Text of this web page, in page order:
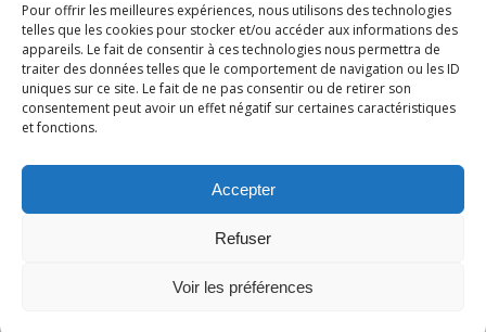
Pour offrir les meilleures expériences, nous utilisons des technologies
telles que les cookies pour stocker et/ou accéder aux informations des
appareils. Le fait de consentir à ces technologies nous permettra de
traiter des données telles que le comportement de navigation ou les ID
uniques sur ce site. Le fait de ne pas consentir ou de retirer son
consentement peut avoir un effet négatif sur certaines caractéristiques
et fonctions.
Accepter
Refuser
Voir les préférences